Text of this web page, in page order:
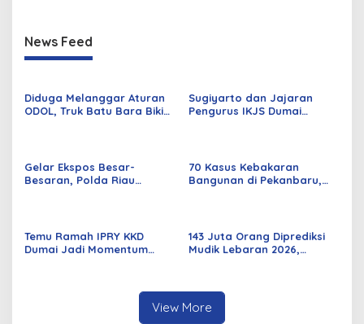
News Feed
Diduga Melanggar Aturan
ODOL, Truk Batu Bara Bikin
Sugiyarto dan Jajaran
Pengurus IKJS Dumai
Gelar Ekspos Besar-
Besaran, Polda Riau
70 Kasus Kebakaran
Bangunan di Pekanbaru,
Temu Ramah IPRY KKD
Dumai Jadi Momentum
143 Juta Orang Diprediksi
Mudik Lebaran 2026,
View More